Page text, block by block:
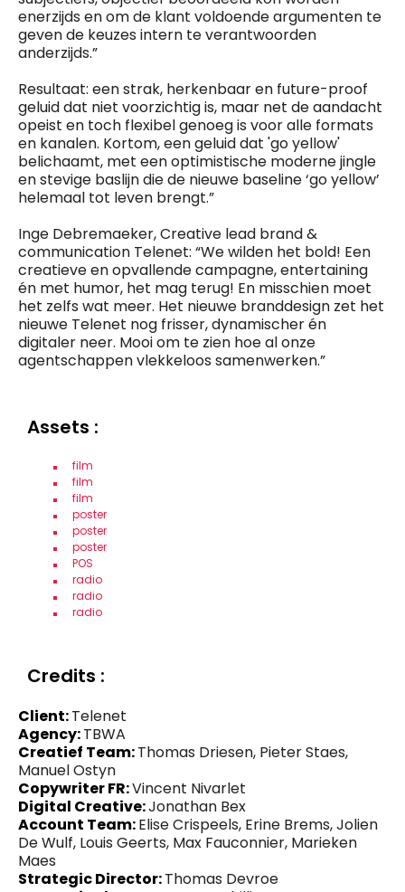
enerzijds en om de klant voldoende argumenten te
geven de keuzes intern te verantwoorden
anderzijds.”
Resultaat: een strak, herkenbaar en future-proof
geluid dat niet voorzichtig is, maar net de aandacht
opeist en toch flexibel genoeg is voor alle formats
en kanalen. Kortom, een geluid dat 'go yellow'
belichaamt, met een optimistische moderne jingle
en stevige baslijn die de nieuwe baseline ‘go yellow’
helemaal tot leven brengt.”
Inge Debremaeker, Creative lead brand &
communication Telenet: “We wilden het bold! Een
creatieve en opvallende campagne, entertaining
én met humor, het mag terug! En misschien moet
het zelfs wat meer. Het nieuwe branddesign zet het
nieuwe Telenet nog frisser, dynamischer én
digitaler neer. Mooi om te zien hoe al onze
agentschappen vlekkeloos samenwerken.”
Assets :
film
film
film
poster
poster
poster
POS
radio
radio
radio
Credits :
Client:Telenet
Agency:TBWA
Creatief Team:Thomas Driesen, Pieter Staes,
Manuel Ostyn
Copywriter FR:Vincent Nivarlet
Digital Creative:Jonathan Bex
Account Team:Elise Crispeels, Erine Brems, Jolien
De Wulf, Louis Geerts, Max Fauconnier, Marieken
Maes
Strategic Director:Thomas Devroe